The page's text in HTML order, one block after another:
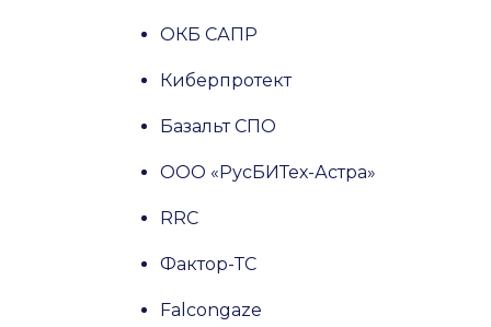
ОКБ САПР
Киберпротект
Базальт СПО
ООО «РусБИТех-Астра»
RRC
Фактор-ТС
Falcongaze